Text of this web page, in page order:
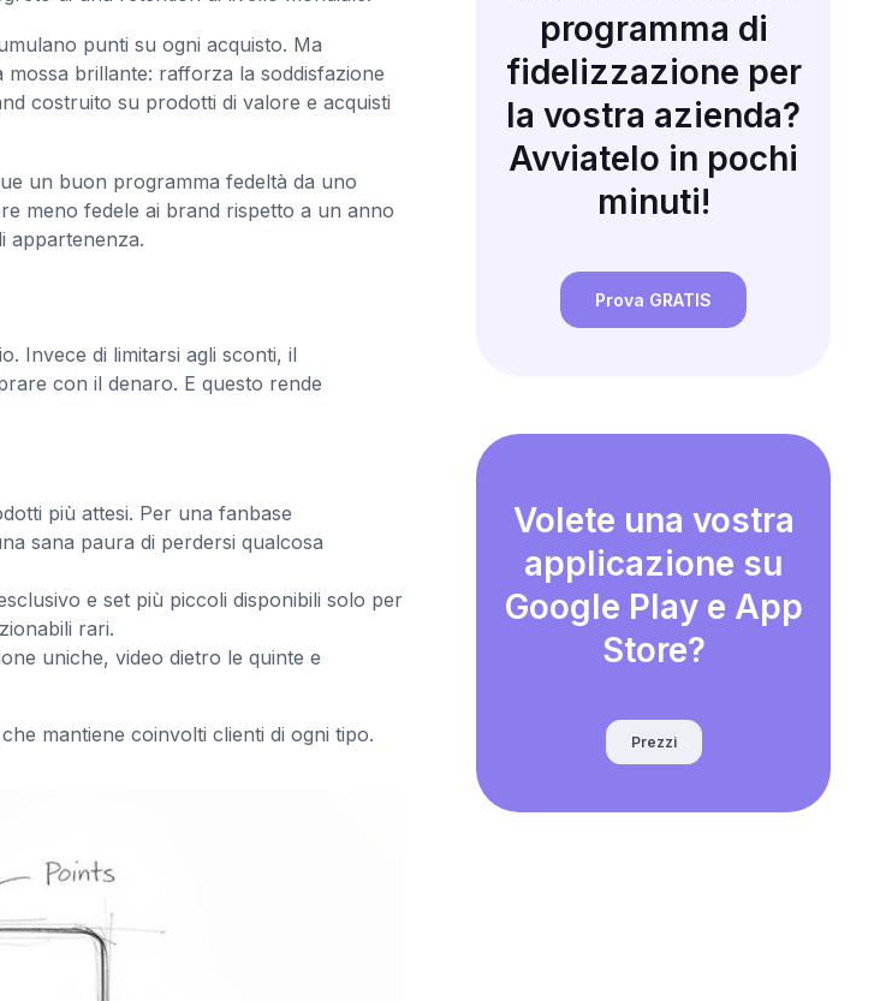
punti su ogni acquisto. Ma
brillante: rafforza la soddisfazione
costruito su prodotti di valore e acquisti
un buon programma fedeltà da uno
meno fedele ai brand rispetto a un anno
appartenenza.
Invece di limitarsi agli sconti, il
con il denaro. E questo rende
più attesi. Per una fanbase
sana paura di perdersi qualcosa
e set più piccoli disponibili solo per
rari.
uniche, video dietro le quinte e
mantiene coinvolti clienti di ogni tipo.
programma di
fidelizzazione per
la vostra azienda?
Avviatelo in pochi
minuti!
Prova GRATIS
Volete una vostra
applicazione su
Google Play e App
Store?
Prezzi